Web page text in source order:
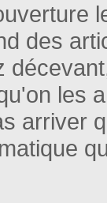
des
les
arriver